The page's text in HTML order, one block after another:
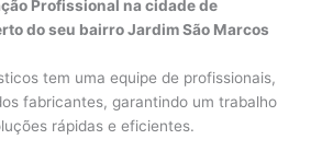
Profissional na cidade de
do seu bairro Jardim São Marcos
tem uma equipe de profissionais,
fabricantes, garantindo um trabalho
rápidas e eficientes.